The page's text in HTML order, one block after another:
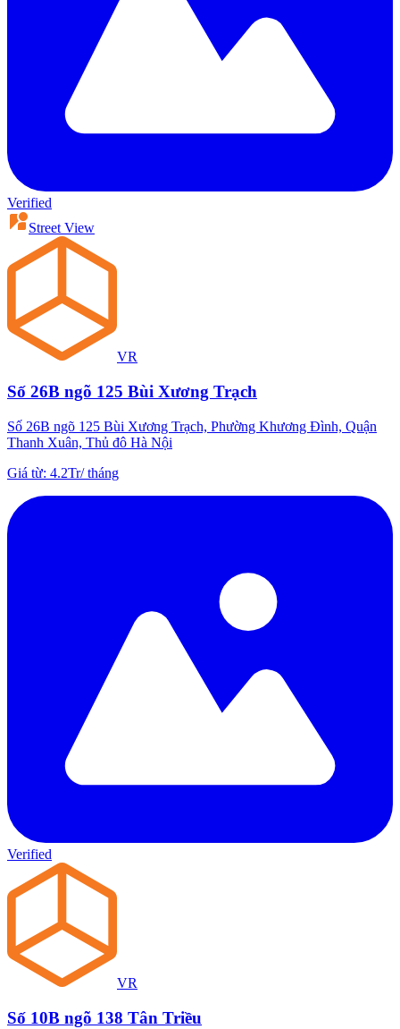
Verified
Street View
VR
Số 26B ngõ 125 Bùi Xương Trạch
Số 26B ngõ 125 Bùi Xương Trạch, Phường Khương Đình, Quận
Thanh Xuân, Thủ đô Hà Nội
Giá từ: 4.2Tr/tháng
Verified
VR
Số 10B ngõ 138 Tân Triều